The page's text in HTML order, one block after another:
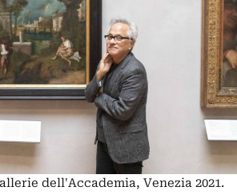
dell'Accademia, Venezia 2021.